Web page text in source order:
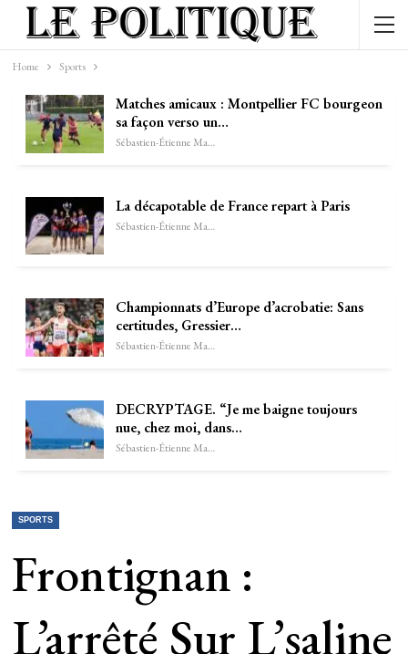
Home Sports
Matches amicaux : Montpellier FC bourgeon
sa façon verso un…
Sébastien-Étienne Marechal
La décapotable de France repart à Paris
Sébastien-Étienne Marechal
Championnats d’Europe d’acrobatie: Sans
certitudes, Gressier…
Sébastien-Étienne Marechal
DECRYPTAGE. “Je me baigne toujours
nue, chez moi, dans…
Sébastien-Étienne Marechal
SPORTS
Frontignan :
L’arrêté Sur L’saline